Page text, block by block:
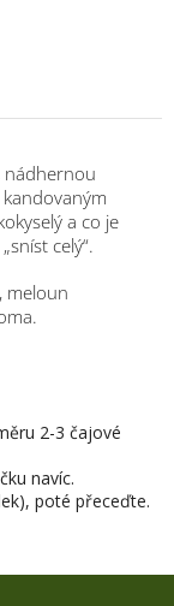
nádhernou
a co je
celý“.
meloun
2-3 čajové
navíc.
poté přeceďte.